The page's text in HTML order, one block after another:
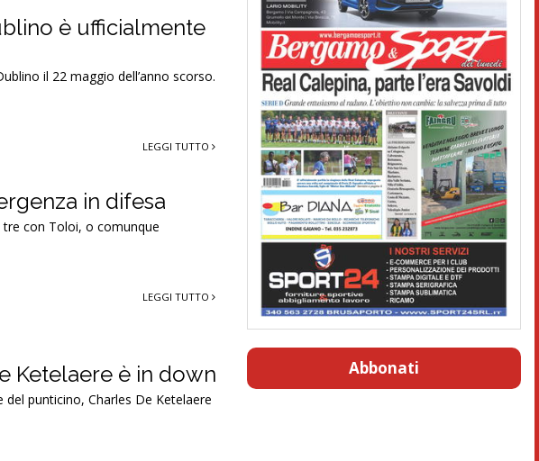
è ufficialmente
il 22 maggio dell’anno scorso.
LEGGI TUTTO
in difesa
con Toloi, o comunque
LEGGI TUTTO
Ketelaere è in down
del punticino, Charles De Ketelaere
Abbonati